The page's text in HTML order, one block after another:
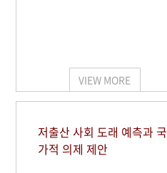
VIEW MORE
저출산 사회 도래 예측과 국
가적 의제 제안